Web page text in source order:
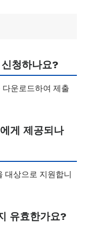
청하나요?
다운로드하여 제출
게 제공되나
대상으로 지원합니
유효한가요?